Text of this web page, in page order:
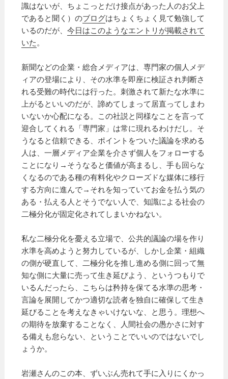
識はないが、ちょこっとだけ接点があった人のお父上
であると聞く）のブログはちょくちょく見て勉強して
いるのだが、今日はこのようなエントリが掲載されて
いた。
新聞などの企業・総合メディアは、専門家の個人メデ
ィアの登場により、その水準を即座に検証され判断さ
れる受難の時代には行った。刺激されて新たな水準に
上がるといいのだが、諦めてしまって居直ってしまわ
いないか心配になる。この社説と同様なことを言って
迎合してくれる「専門家」は常に現れるわけだし。そ
うなると信頼できる、ポイントをついた議論を求める
人は、一層メディア企業を介さず個人をフォローする
ことになり→そうなると価値が高まるし、手も回らな
くなるのである種の有料化やクローズドな媒体に移行
する方向に進んで→それを知っていてお金を払う気の
ある・払える人とそうでない人で、知識による社会の
二極分化が固定化されてしまいかねない。
私な二極分化を憂える立場で、公共的議論の場を作り
水準を高めようと努力しているが、しかし企業・組織
の側が硬直して、二極分化を推し進める側に回って無
知な側に大量に売って生き延びよう、というつもりで
いるんだったら、こちらは矜持を保てる水準の思考・
言論を展開してかつ適切な読者を独自に確保して生き
延びることを考えなきゃいけないな、と思う。理想へ
の期待を放棄することなく、人間社会の愚かさに対す
る備えも怠らない、ということでいいのではないでし
ょうか。
岩瀬さんのこの本、ずいぶん売れて手に入りにくかっ